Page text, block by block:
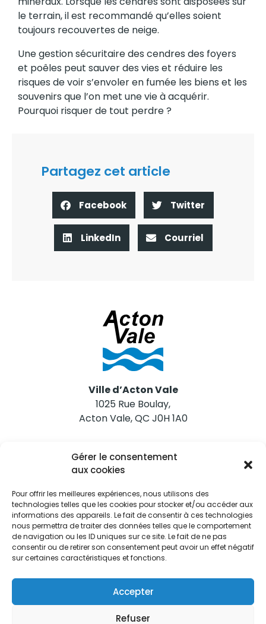
Gérer le consentement
aux cookies
Pour offrir les meilleures expériences, nous utilisons des
technologies telles que les cookies pour stocker et/ou accéder aux
informations des appareils. Le fait de consentir à ces technologies
nous permettra de traiter des données telles que le comportement
de navigation ou les ID uniques sur ce site. Le fait de ne pas
consentir ou de retirer son consentement peut avoir un effet négatif
sur certaines caractéristiques et fonctions.
Accepter
Refuser
le terrain, il est recommandé qu’elles soient
toujours recouvertes de neige.
Une gestion sécuritaire des cendres des foyers
et poêles peut sauver des vies et réduire les
risques de voir s’envoler en fumée les biens et les
souvenirs que l’on met une vie à acquérir.
Pourquoi risquer de tout perdre ?
Partagez cet article
Facebook Twitter
LinkedIn Courriel
Ville d’Acton Vale
1025 Rue Boulay,
Acton Vale, QC J0H 1A0
Nous joindre
Tél. 450 546-2703
Restez informés
Abonnez-vous aux alertes municipales
Je m'abonne